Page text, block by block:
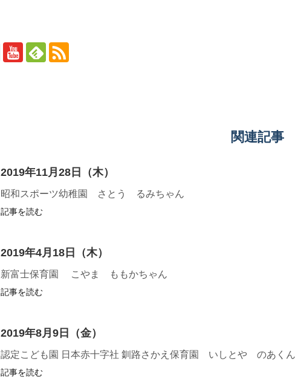
関連記事
2019年11月28日（木）
昭和スポーツ幼稚園 さとう るみちゃん
記事を読む
2019年4月18日（木）
新富士保育園 こやま ももかちゃん
記事を読む
2019年8月9日（金）
認定こども園 日本赤十字社 釧路さかえ保育園 いしとや のあくん
記事を読む